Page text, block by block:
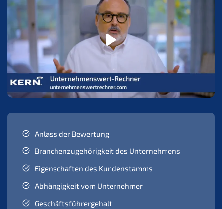
Anlass der Bewertung
Branchenzugehörigkeit des Unternehmens
Eigenschaften des Kundenstamms
Abhängigkeit vom Unternehmer
Geschäftsführergehalt